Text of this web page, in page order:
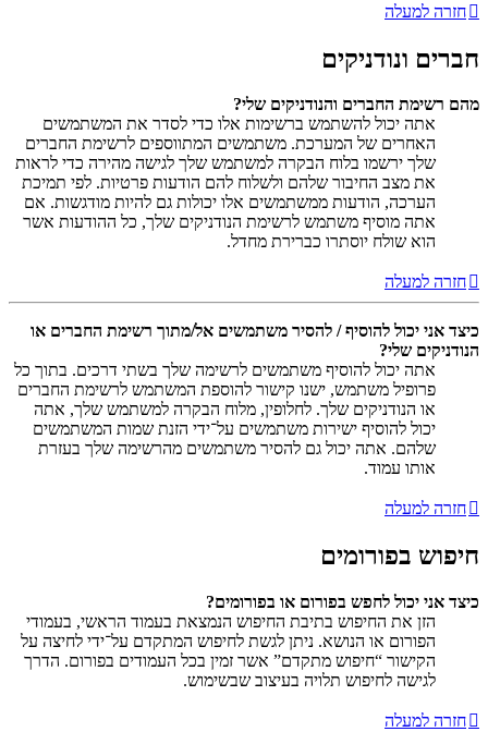
חזרה למעלה
חברים ונודניקים
מהם רשימת החברים והנודניקים שלי?
אתה יכול להשתמש ברשימות אלו כדי לסדר את המשתמשים
האחרים של המערכת. משתמשים המתווספים לרשימת החברים
שלך ירשמו בלוח הבקרה למשתמש שלך לגישה מהירה כדי לראות
את מצב החיבור שלהם ולשלוח להם הודעות פרטיות. לפי תמיכת
הערכה, הודעות ממשתמשים אלו יכולות גם להיות מודגשות. אם
אתה מוסיף משתמש לרשימת הנודניקים שלך, כל ההודעות אשר
הוא שולח יוסתרו כברירת מחדל.
חזרה למעלה
כיצד אני יכול להוסיף / להסיר משתמשים אל/מתוך רשימת החברים או
הנודניקים שלי?
אתה יכול להוסיף משתמשים לרשימה שלך בשתי דרכים. בתוך כל
פרופיל משתמש, ישנו קישור להוספת המשתמש לרשימת החברים
או הנודניקים שלך. לחלופין, מלוח הבקרה למשתמש שלך, אתה
יכול להוסיף ישירות משתמשים על־ידי הזנת שמות המשתמשים
שלהם. אתה יכול גם להסיר משתמשים מהרשימה שלך בעזרת
אותו עמוד.
חזרה למעלה
חיפוש בפורומים
כיצד אני יכול לחפש בפורום או בפורומים?
הזן את החיפוש בתיבת החיפוש הנמצאת בעמוד הראשי, בעמודי
הפורום או הנושא. ניתן לגשת לחיפוש המתקדם על־ידי לחיצה על
הקישור “חיפוש מתקדם” אשר זמין בכל העמודים בפורום. הדרך
לגישה לחיפוש תלויה בעיצוב שבשימוש.
חזרה למעלה